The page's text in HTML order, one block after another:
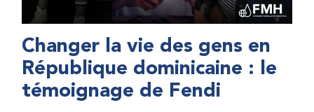
Changer la vie des gens en
République dominicaine : le
témoignage de Fendi